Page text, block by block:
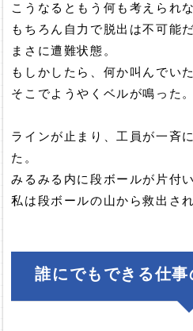
こうなるともう何も考えられな
もちろん自力で脱出は不可能だ
まさに遭難状態。
もしかしたら、何か叫んでい
そこでようやくベルが鳴った。
ラインが止まり、工員が一斉
た。
みるみる内に段ボールが片付
私は段ボールの山から救出され
誰にでもできる仕事